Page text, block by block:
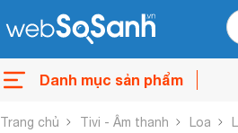
Danh mục sản phẩm
Trang chủ Tivi - Âm thanh Loa